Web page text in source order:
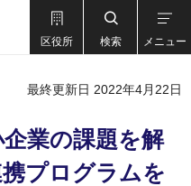
区役所 検索 メニュー
最終更新日 2022年4月22日
業の課題を解
プログラムを